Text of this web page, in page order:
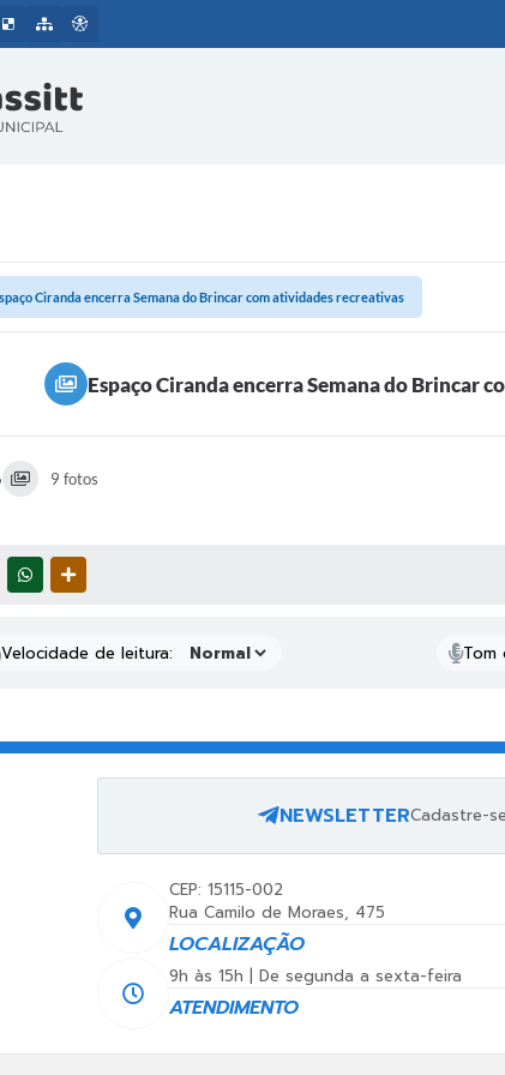
Ciranda encerra Semana do Brincar com atividades recreativas
Espaço Ciranda encerra Semana do Brincar
9 fotos
TWITTERWHATSAPP
Velocidade de leitura: Tom
LOCALIZAÇÃO
Rua Camilo de Moraes, 475
CEP: 15115-002
ATENDIMENTO
9h às 15h | De segunda a sexta-feira
NEWSLETTERCadastre-